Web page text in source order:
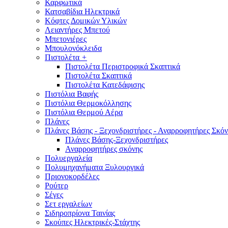
Καρφωτικά
Κατσαβίδια Ηλεκτρικά
Κόφτες Δομικών Υλικών
Λειαντήρες Μπετού
Μπετονιέρες
Μπουλονόκλειδα
Πιστολέτα +
Πιστολέτα Περιστροφικά Σκαπτικά
Πιστολέτα Σκαπτικά
Πιστολέτα Κατεδάφισης
Πιστόλια Βαφής
Πιστόλια Θερμοκόλλησης
Πιστόλια Θερμού Αέρα
Πλάνες
Πλάνες Βάσης - Ξεχονδριστήρες - Αναρροφητήρες
Πλάνες Βάσης-Ξεχονδριστήρες
Αναρροφητήρες σκόνης
Πολυεργαλεία
Πολυμηχανήματα Ξυλουργικά
Πριονοκορδέλες
Ρούτερ
Σέγες
Σετ εργαλείων
Σιδηροπρίονα Ταινίας
Σκούπες Ηλεκτρικές-Στάχτης